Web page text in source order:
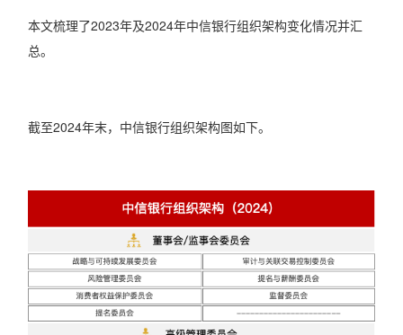
本文梳理了2023年及2024年中信银行组织架构变化情况并汇
总。
截至2024年末，中信银行组织架构图如下。